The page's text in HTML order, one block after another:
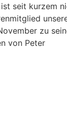
seit kurzem
zu
von Peter